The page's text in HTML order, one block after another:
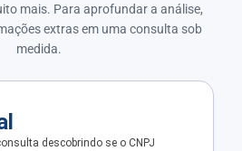
mais. Para aprofundar a análise,
extras em uma consulta sob
medida.
descobrindo se o CNPJ